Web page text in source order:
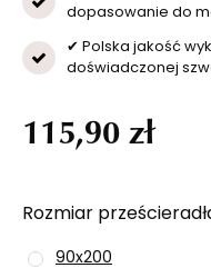
dopasowanie do
✔ Polska jakość
doświadczonej
Rozmiar
90x200
115,90 zł